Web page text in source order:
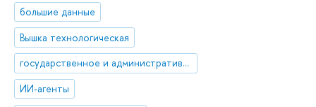
большие данные
Вышка технологическая
государственное и административное управление
ИИ-агенты